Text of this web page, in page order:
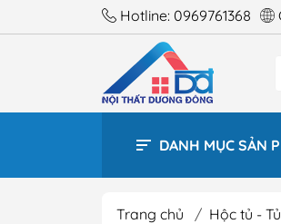
Hotline: 0969761368
DANH MỤC SẢN
Trang chủ / Hộc tủ -